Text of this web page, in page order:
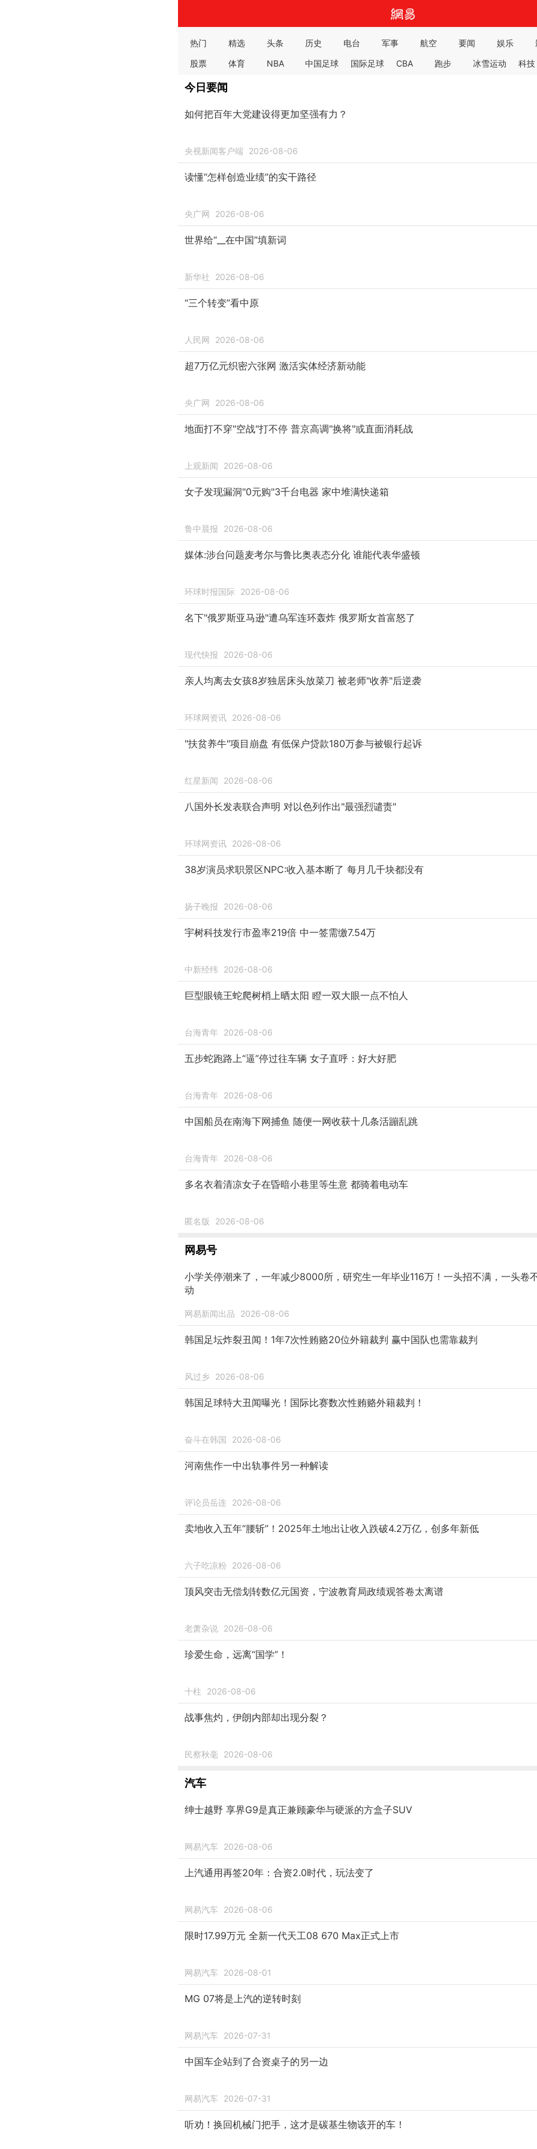
热门 精选 头条 历史 电台 军事 航空 要闻 娱乐
股票
体育 NBA 中国足球 国际足球 CBA 跑步 冰雪运动
科技
数码
今日要闻
如何把百年大党建设得更加坚强有力？
央视新闻客户端 2026-08-06
读懂“怎样创造业绩”的实干路径
央广网 2026-08-06
世界给“__在中国”填新词
新华社 2026-08-06
“三个转变”看中原
人民网 2026-08-06
超7万亿元织密六张网 激活实体经济新动能
央广网 2026-08-06
地面打不穿"空战"打不停 普京高调"换将"或直面消耗战
上观新闻 2026-08-06
女子发现漏洞"0元购"3千台电器 家中堆满快递箱
鲁中晨报 2026-08-06
媒体:涉台问题麦考尔与鲁比奥表态分化 谁能代表华盛顿
环球时报国际 2026-08-06
名下"俄罗斯亚马逊"遭乌军连环轰炸 俄罗斯女首富怒了
现代快报 2026-08-06
亲人均离去女孩8岁独居床头放菜刀 被老师"收养"后逆袭
环球网资讯 2026-08-06
"扶贫养牛"项目崩盘 有低保户贷款180万参与被银行起诉
红星新闻 2026-08-06
八国外长发表联合声明 对以色列作出"最强烈谴责"
环球网资讯 2026-08-06
38岁演员求职景区NPC:收入基本断了 每月几千块都没有
扬子晚报 2026-08-06
宇树科技发行市盈率219倍 中一签需缴7.54万
中新经纬 2026-08-06
巨型眼镜王蛇爬树梢上晒太阳 瞪一双大眼一点不怕人
台海青年 2026-08-06
五步蛇跑路上“逼”停过往车辆 女子直呼：好大好肥
台海青年 2026-08-06
中国船员在南海下网捕鱼 随便一网收获十几条活蹦乱跳
台海青年 2026-08-06
多名衣着清凉女子在昏暗小巷里等生意 都骑着电动车
匿名版 2026-08-06
网易号
小学关停潮来了，一年减少8000所，研究生一年毕业116万！一头招不满，一头卷
动
网易新闻出品 2026-08-06
韩国足坛炸裂丑闻！1年7次性贿赂20位外籍裁判 赢中国队也需靠裁判
风过乡 2026-08-06
韩国足球特大丑闻曝光！国际比赛数次性贿赂外籍裁判！
奋斗在韩国 2026-08-06
河南焦作一中出轨事件另一种解读
评论员岳连 2026-08-06
卖地收入五年“腰斩”！2025年土地出让收入跌破4.2万亿，创多年新低
六子吃凉粉 2026-08-06
顶风突击无偿划转数亿元国资，宁波教育局政绩观答卷太离谱
老萧杂说 2026-08-06
珍爱生命，远离“国学”！
十柱 2026-08-06
战事焦灼，伊朗内部却出现分裂？
民察秋毫 2026-08-06
汽车
绅士越野 享界G9是真正兼顾豪华与硬派的方盒子SUV
网易汽车 2026-08-06
上汽通用再签20年：合资2.0时代，玩法变了
网易汽车 2026-08-06
限时17.99万元 全新一代天工08 670 Max正式上市
网易汽车 2026-08-01
MG 07将是上汽的逆转时刻
网易汽车 2026-07-31
中国车企站到了合资桌子的另一边
网易汽车 2026-07-31
听劝！换回机械门把手，这才是碳基生物该开的车！